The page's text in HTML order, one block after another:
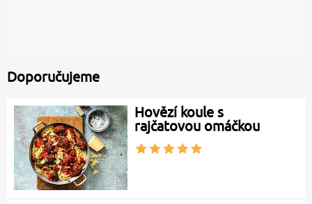
Doporučujeme
Hovězí koule s
rajčatovou omáčkou